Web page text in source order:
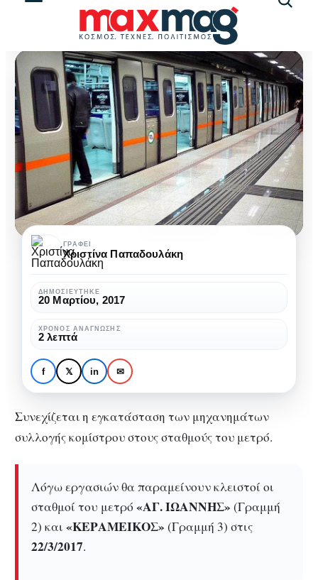
ΧΩΡΊΣ ΚΑΤΗΓΟΡΊΑ
Κλειστοί θα
παραμείνουν 2 σταθμοί
του μετρό στις 22
Μαρτίου
Κλειστοί
θα
παραμείνουν
σταθμοί
του
μετρό
στις
Μαρτίου
ΓΡΆΦΕΙ
Χριστίνα Παπαδουλάκη
ΔΗΜΟΣΙΕΎΤΗΚΕ
20 Μαρτίου, 2017
ΧΡΌΝΟΣ ΑΝΆΓΝΩΣΗΣ
2 λεπτά
f 𝕏 in ✉
Συνεχίζεται η εγκατάσταση των μηχανημάτων
συλλογής κομίστρου στους σταθμούς του μετρό.
Λόγω εργασιών θα παραμείνουν κλειστοί οι
σταθμοί του μετρό «ΑΓ. ΙΩΑΝΝΗΣ» (Γραμμή
2) και «ΚΕΡΑΜΕΙΚΟΣ» (Γραμμή 3) στις
22/3/2017.